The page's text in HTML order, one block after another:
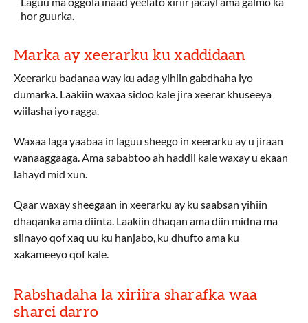
hor guurka.
Marka ay xeerarku ku xaddidaan
Xeerarku badanaa way ku adag yihiin gabdhaha iyo
dumarka. Laakiin waxaa sidoo kale jira xeerar khuseeya
wiilasha iyo ragga.
Waxaa laga yaabaa in laguu sheego in xeerarku ay u jiraan
wanaaggaaga. Ama sababtoo ah haddii kale waxay u ekaan
lahayd mid xun.
Qaar waxay sheegaan in xeerarku ay ku saabsan yihiin
dhaqanka ama diinta. Laakiin dhaqan ama diin midna ma
siinayo qof xaq uu ku hanjabo, ku dhufto ama ku
xakameeyo qof kale.
Rabshadaha la xiriira sharafka waa
sharci darro